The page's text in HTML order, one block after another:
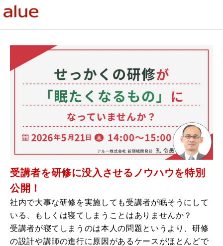
受講者を研修に没入させるノウハウを特別
公開！
社内で大事な研修を実施しても受講者が眠そうにして
いる、もしくは寝てしまうことはありませんか？
受講者が寝てしまうのは本人の問題というより、研修
の設計や講師の進行に原因があるケースがほとんどで